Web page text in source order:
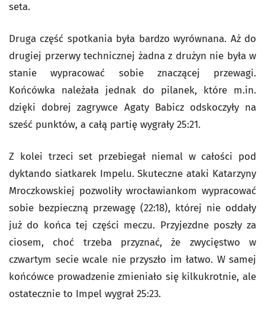
seta.
Druga część spotkania była bardzo wyrównana. Aż do
drugiej przerwy technicznej żadna z drużyn nie była w
stanie wypracować sobie znaczącej przewagi.
Końcówka należała jednak do pilanek, które m.in.
dzięki dobrej zagrywce Agaty Babicz odskoczyły na
sześć punktów, a całą partię wygrały 25:21.
Z kolei trzeci set przebiegał niemal w całości pod
dyktando siatkarek Impelu. Skuteczne ataki Katarzyny
Mroczkowskiej pozwoliły wrocławiankom wypracować
sobie bezpieczną przewagę (22:18), której nie oddały
już do końca tej części meczu. Przyjezdne poszły za
ciosem, choć trzeba przyznać, że zwycięstwo w
czwartym secie wcale nie przyszło im łatwo. W samej
końcówce prowadzenie zmieniało się kilkukrotnie, ale
ostatecznie to Impel wygrał 25:23.